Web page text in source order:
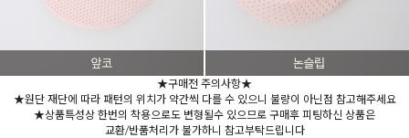
★구매전 주의사항★
★원단 재단에 따라 패턴의 위치가 약간씩 다를 수 있으니 불량이 아닌점 참고해주세요
★상품특성상 한번의 착용으로도 변형될수 있으므로 구매후 피팅하신 상품은
교환/반품처리가 불가하니 참고부탁드립니다